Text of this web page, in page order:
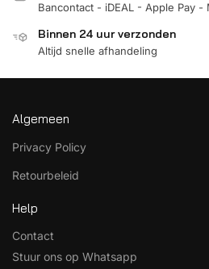
Bancontact - iDEAL - Apple Pay -
Binnen 24 uur verzonden
Altijd snelle afhandeling
Algemeen
Privacy Policy
Retourbeleid
Help
Contact
Stuur ons op Whatsapp